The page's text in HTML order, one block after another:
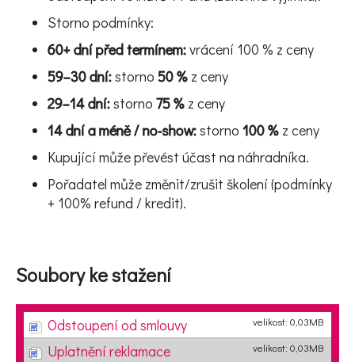
Storno podmínky:
60+ dní před termínem:vrácení 100 % z ceny
59–30 dní:storno 50 % z ceny
29–14 dní:storno 75 % z ceny
14 dní a méně / no-show:storno 100 % z ceny
Kupující může převést účast na náhradníka.
Pořadatel může změnit/zrušit školení (podmínky
+ 100% refund / kredit).
Soubory ke stažení
Odstoupení od smlouvy velikost: 0,03MB
Uplatnění reklamace velikost: 0,03MB